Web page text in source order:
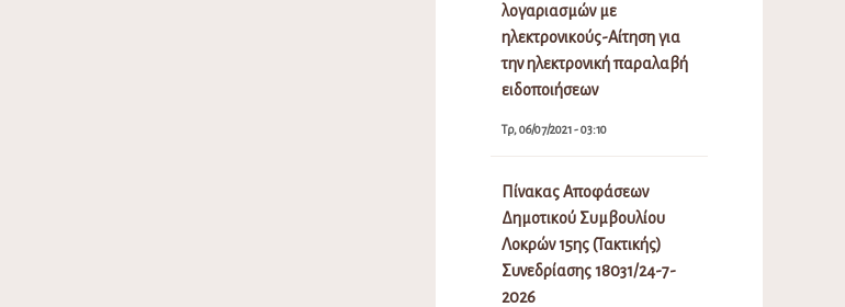
λογαριασμών με
ηλεκτρονικούς-Αίτηση για
την ηλεκτρονική παραλαβή
ειδοποιήσεων
Τρ, 06/07/2021 - 03:10
Πίνακας Αποφάσεων
Δημοτικού Συμβουλίου
Λοκρών 15ης (Τακτικής)
Συνεδρίασης 18031/24-7-
2026